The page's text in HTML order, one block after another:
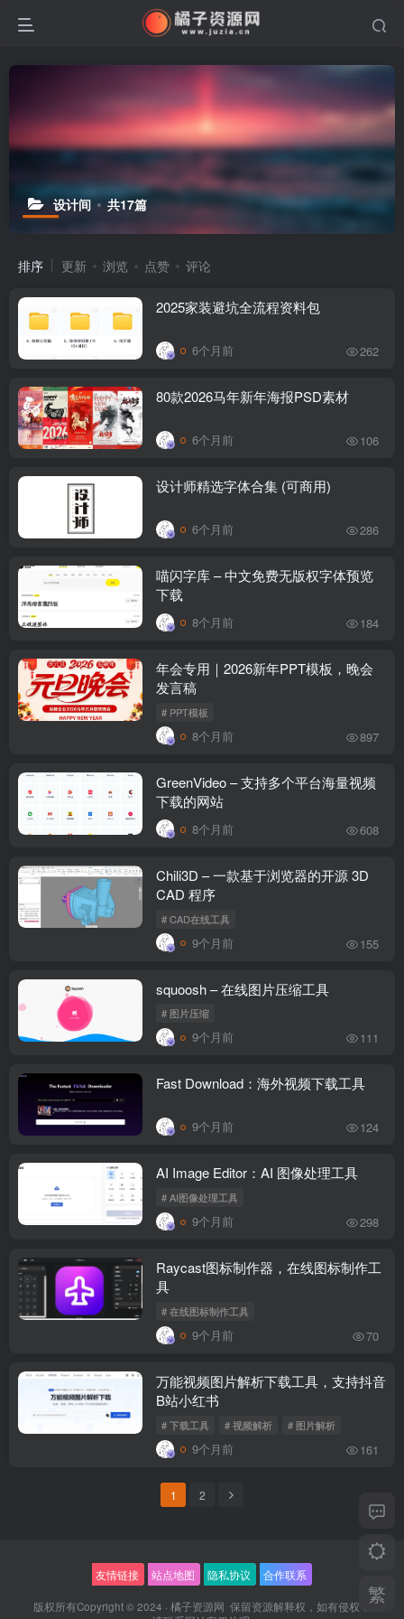
设计间 共17篇
排序 更新 浏览 点赞 评论
2025家装避坑全流程资料包
6个月前 262
80款2026马年新年海报PSD素材
6个月前 106
设计师精选字体合集 (可商用)
6个月前 286
喵闪字库 – 中文免费无版权字体预览
下载
8个月前 184
年会专用｜2026新年PPT模板，晚会
发言稿
# PPT模板
8个月前 897
GreenVideo – 支持多个平台海量视频
下载的网站
8个月前 608
Chili3D – 一款基于浏览器的开源 3D
CAD 程序
# CAD在线工具
9个月前 155
squoosh – 在线图片压缩工具
# 图片压缩
9个月前 111
Fast Download：海外视频下载工具
9个月前 124
AI Image Editor：AI 图像处理工具
# AI图像处理工具
9个月前 298
Raycast图标制作器，在线图标制作工
具
# 在线图标制作工具
9个月前 70
万能视频图片解析下载工具，支持抖音
B站小红书
# 下载工具 # 视频解析 # 图片解析
9个月前 161
1 2
友情链接 站点地图 隐私协议 合作联系
版权所有Copyright © 2024 · 橘子资源网 保留资源解释权，如有侵权，繁